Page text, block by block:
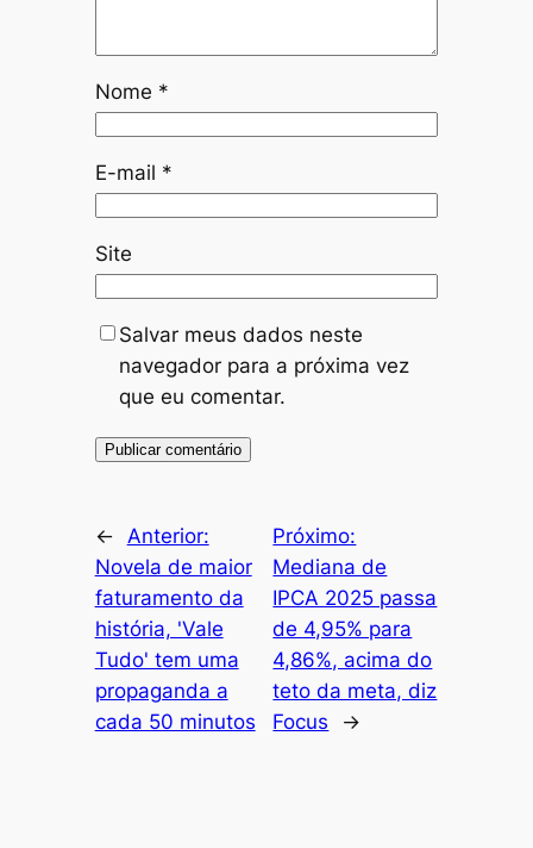
Nome *
E-mail *
Site
Salvar meus dados neste
navegador para a próxima vez
que eu comentar.
← Anterior:
Novela de maior
faturamento da
história, 'Vale
Tudo' tem uma
propaganda a
cada 50 minutos
Próximo:
Mediana de
IPCA 2025 passa
de 4,95% para
4,86%, acima do
teto da meta, diz
Focus
→